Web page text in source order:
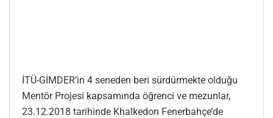
İTÜ-GİMDER’in 4 seneden beri sürdürmekte olduğu
Mentör Projesi kapsamında öğrenci ve mezunlar,
23.12.2018 tarihinde Khalkedon Fenerbahçe’de